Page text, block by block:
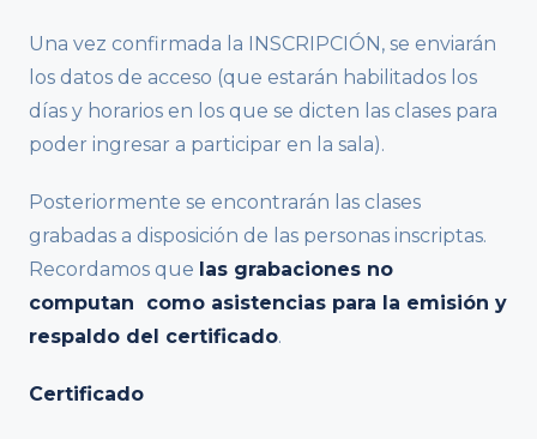
Una vez confirmada la INSCRIPCIÓN, se enviarán
los datos de acceso (que estarán habilitados los
días y horarios en los que se dicten las clases para
poder ingresar a participar en la sala).
Posteriormente se encontrarán las clases
grabadas a disposición de las personas inscriptas.
Recordamos que las grabaciones no
computan como asistencias para la emisión y
respaldo del certificado.
Certificado